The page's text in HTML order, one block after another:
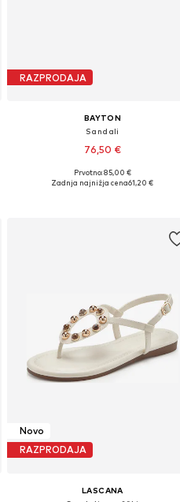
RAZPRODAJA
BAYTON
Sandali
76,50 €
Razpoložljive velikosti: 36, 37, 38, 39, 40
Prvotno: 85,00 €
Zadnja najnižja cena61,20 €
Novo
RAZPRODAJA
LASCANA